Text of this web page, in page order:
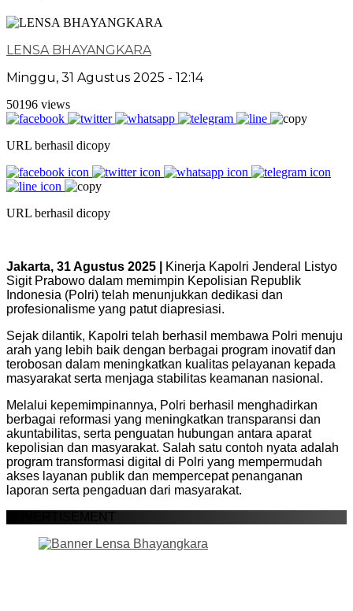
LENSA BHAYANGKARA
Minggu, 31 Agustus 2025 - 12:14
50196 views
URL berhasil dicopy
URL berhasil dicopy
Jakarta, 31 Agustus 2025 |
Kinerja Kapolri Jenderal Listyo
Sigit Prabowo dalam memimpin Kepolisian Republik
Indonesia (Polri) telah menunjukkan dedikasi dan
profesionalisme yang patut diapresiasi.
Sejak dilantik, Kapolri telah berhasil membawa Polri menuju
arah yang lebih baik dengan berbagai program inovatif dan
terobosan dalam meningkatkan kualitas pelayanan kepada
masyarakat serta menjaga stabilitas keamanan nasional.
Melalui kepemimpinannya, Polri berhasil menghadirkan
berbagai reformasi yang meningkatkan transparansi dan
akuntabilitas, serta penguatan hubungan antara aparat
kepolisian dan masyarakat. Salah satu contoh nyata adalah
program transformasi digital di Polri yang mempermudah
akses layanan publik dan mempercepat penanganan
laporan serta pengaduan dari masyarakat.
ADVERTISEMENT